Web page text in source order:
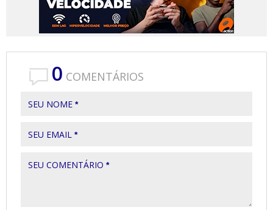
0 COMENTÁRIOS
SEU NOME *
SEU EMAIL *
SEU COMENTÁRIO *